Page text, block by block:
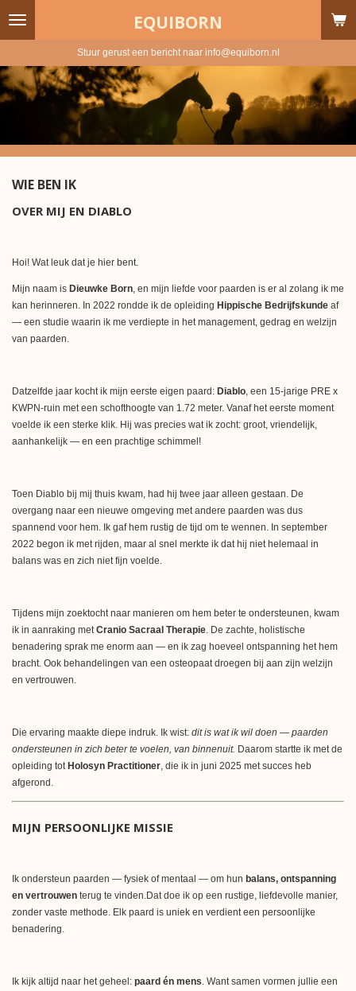
Ga
de
hoofdinhoud
EQUIBORN
Stuur gerust een bericht naar info@equiborn.nl
WIE BEN IK
OVER MIJ EN DIABLO
Hoi! Wat leuk dat je hier bent.
Mijn naam is Dieuwke Born , en mijn liefde voor paarden is er al zolang ik me
kan herinneren. In 2022 rondde ik de opleiding Hippische Bedrijfskunde af
— een studie waarin ik me verdiepte in het management, gedrag en welzijn
van paarden.
Datzelfde jaar kocht ik mijn eerste eigen paard: Diablo , een 15-jarige PRE x
KWPN-ruin met een schofthoogte van 1.72 meter. Vanaf het eerste moment
voelde ik een sterke klik. Hij was precies wat ik zocht: groot, vriendelijk,
aanhankelijk — en een prachtige schimmel!
Toen Diablo bij mij thuis kwam, had hij twee jaar alleen gestaan. De
overgang naar een nieuwe omgeving met andere paarden was dus
spannend voor hem. Ik gaf hem rustig de tijd om te wennen. In september
2022 begon ik met rijden, maar al snel merkte ik dat hij niet helemaal in
balans was en zich niet fijn voelde.
Tijdens mijn zoektocht naar manieren om hem beter te ondersteunen, kwam
ik in aanraking met Cranio Sacraal Therapie . De zachte, holistische
benadering sprak me enorm aan — en ik zag hoeveel ontspanning het hem
bracht. Ook behandelingen van een osteopaat droegen bij aan zijn welzijn
en vertrouwen.
Die ervaring maakte diepe indruk. Ik wist: dit is wat ik wil doen — paarden
ondersteunen in zich beter te voelen, van binnenuit. Daarom startte ik met de
opleiding tot Holosyn Practitioner , die ik in juni 2025 met succes heb
afgerond.
MIJN PERSOONLIJKE MISSIE
Ik ondersteun paarden — fysiek of mentaal — om hun balans, ontspanning
en vertrouwen terug te vinden.Dat doe ik op een rustige, liefdevolle manier,
zonder vaste methode. Elk paard is uniek en verdient een persoonlijke
benadering.
Ik kijk altijd naar het geheel: paard én mens . Want samen vormen jullie een